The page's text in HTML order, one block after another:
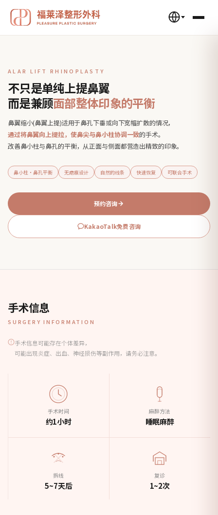
ALAR LIFT RHINOPLASTY
不只是单纯上提鼻翼
而是兼顾面部整体印象的平衡
鼻翼缩小(鼻翼上提)适用于鼻孔下垂或向下宽幅扩散的情况，
通过将鼻翼向上提拉，使鼻尖与鼻小柱协调一致的手术。
改善鼻小柱与鼻孔的平衡，从正面与侧面都营造出精致的印象。
鼻小柱·鼻孔平衡 无疤痕设计 自然的线条 快速恢复 可联合手术
预约咨询
KakaoTalk免费咨询
手术信息
SURGERY INFORMATION
手术信息可能存在个体差异，
可能出现炎症、出血、神经损伤等副作用，请务必注意。
手术时间
约1小时
麻醉方法
睡眠麻醉
拆线
5~7天后
复诊
1~2次